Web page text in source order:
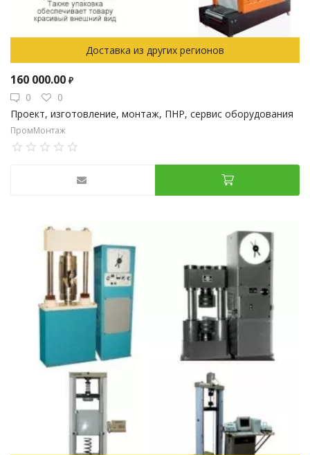
Доставка из других регионов
160 000.00 ₽
0
0
Проект, изготовление, монтаж, ПНР, сервис оборудования
ПромМонтаж